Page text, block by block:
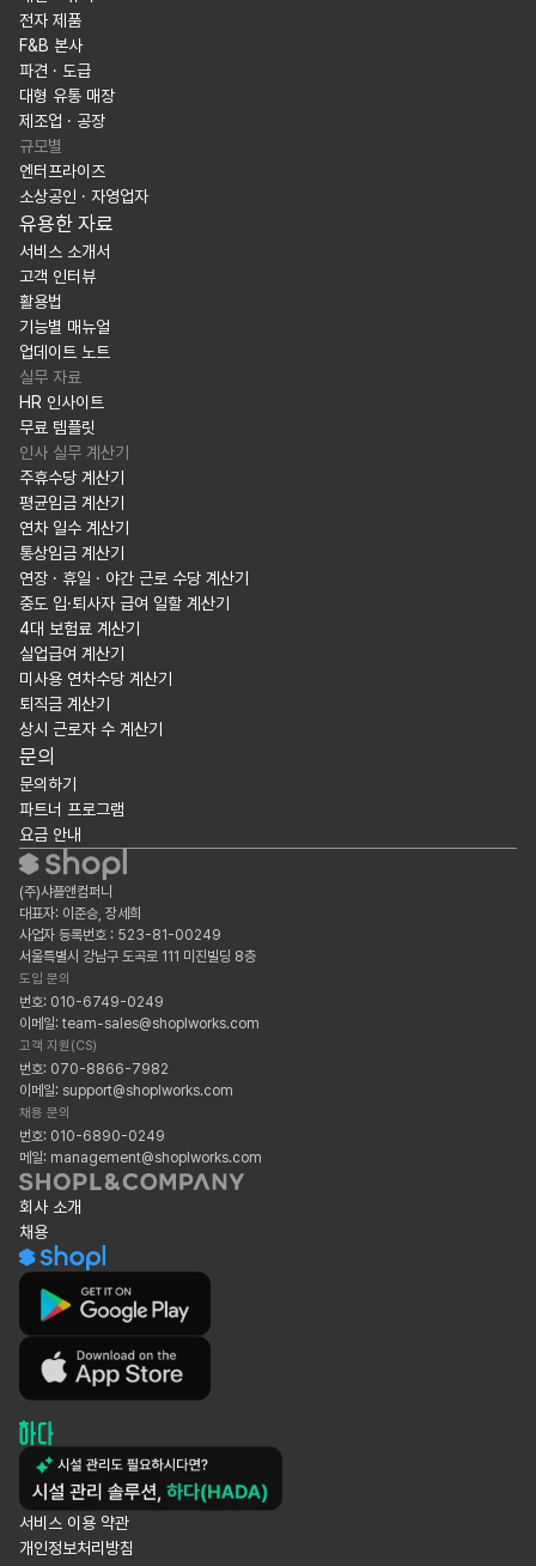
전자 제품
F&B 본사
파견 · 도급
대형 유통 매장
제조업 · 공장
규모별
엔터프라이즈
소상공인 · 자영업자
유용한 자료
서비스 소개서
고객 인터뷰
활용법
기능별 매뉴얼
업데이트 노트
실무 자료
HR 인사이트
무료 템플릿
인사 실무 계산기
주휴수당 계산기
평균임금 계산기
연차 일수 계산기
통상임금 계산기
연장 · 휴일 · 야간 근로 수당 계산기
중도 입·퇴사자 급여 일할 계산기
4대 보험료 계산기
실업급여 계산기
미사용 연차수당 계산기
퇴직금 계산기
상시 근로자 수 계산기
문의
문의하기
파트너 프로그램
요금 안내
(주)샤플앤컴퍼니
대표자: 이준승, 장세희
사업자 등록번호 : 523-81-00249
서울특별시 강남구 도곡로 111 미진빌딩 8층
도입 문의
번호: 010-6749-0249
이메일: team-sales@shoplworks.com
고객 지원(CS)
번호: 070-8866-7982
이메일: support@shoplworks.com
채용 문의
번호: 010-6890-0249
메일: management@shoplworks.com
회사 소개
채용
서비스 이용 약관
개인정보처리방침